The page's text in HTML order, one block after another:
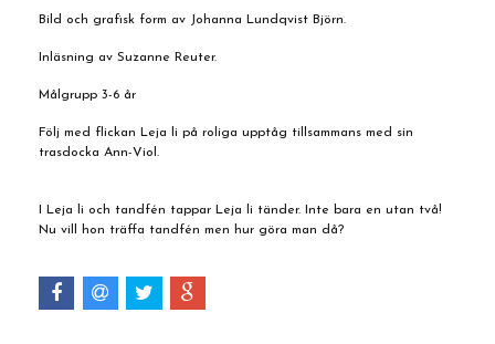
Bild och grafisk form av Johanna Lundqvist Björn.
Inläsning av Suzanne Reuter.
Målgrupp 3-6 år
Följ med flickan Leja li på roliga upptåg tillsammans med sin
trasdocka Ann-Viol.
I Leja li och tandfén tappar Leja li tänder. Inte bara en utan två!
Nu vill hon träffa tandfén men hur göra man då?